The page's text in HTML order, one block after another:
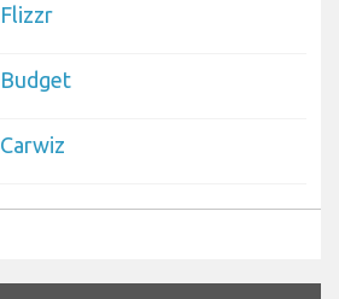
Flizzr
Budget
Carwiz